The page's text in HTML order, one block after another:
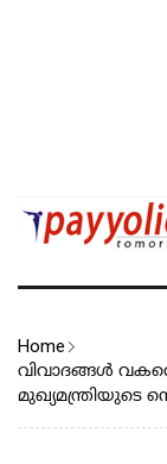
Home
വിവാദങ്ങൾ
മുഖ്യമന്ത്രിയുടെ